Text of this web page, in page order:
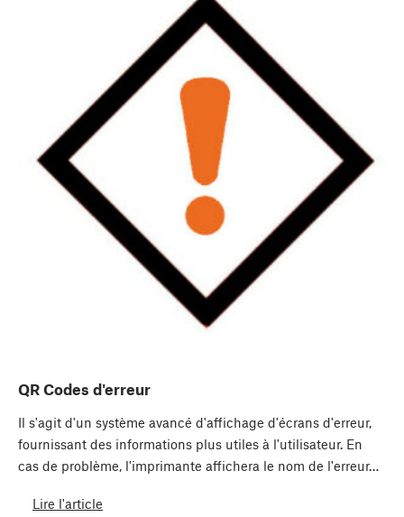
QR Codes d'erreur
Il s'agit d'un système avancé d'affichage d'écrans d'erreur,
fournissant des informations plus utiles à l'utilisateur. En
cas de problème, l'imprimante affichera le nom de l'erreur…
Lire l'article